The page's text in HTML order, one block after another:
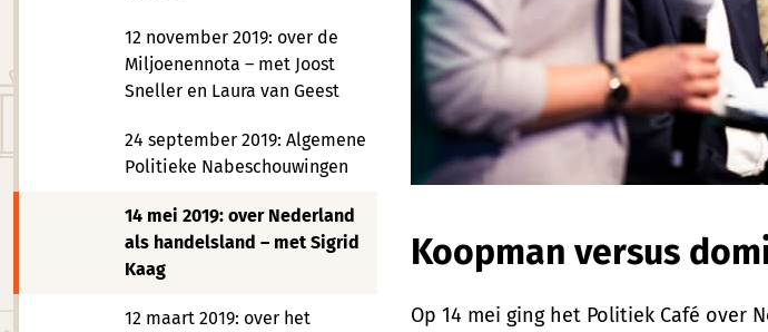
12 november 2019: over de
Miljoenennota – met Joost
Sneller en Laura van Geest
24 september 2019: Algemene
Politieke Nabeschouwingen
14 mei 2019: over Nederland
als handelsland – met Sigrid
Kaag
12 maart 2019: over het
Koopman versus
Op 14 mei ging het Politiek Café over